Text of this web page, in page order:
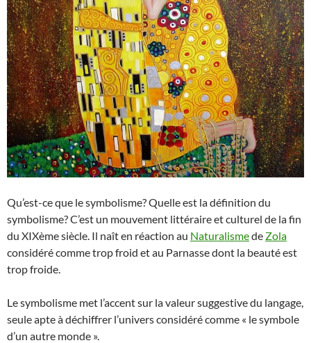
Qu’est-ce que le symbolisme? Quelle est la définition du
symbolisme? C’est un mouvement littéraire et culturel de la fin
du XIXème siècle. Il naît en réaction au Naturalismede Zola
considéré comme trop froid et au Parnasse dont la beauté est
trop froide.
Le symbolisme met l’accent sur la valeur suggestive du langage,
seule apte à déchiffrer l’univers considéré comme « le symbole
d’un autre monde ».